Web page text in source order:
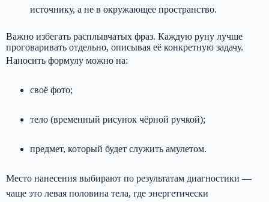
источнику, а не в окружающее пространство.
Важно избегать расплывчатых фраз. Каждую руну лучше
проговаривать отдельно, описывая её конкретную задачу.
Наносить формулу можно на:
своё фото;
тело (временный рисунок чёрной ручкой);
предмет, который будет служить амулетом.
Место нанесения выбирают по результатам диагностики —
чаще это левая половина тела, где энергетически